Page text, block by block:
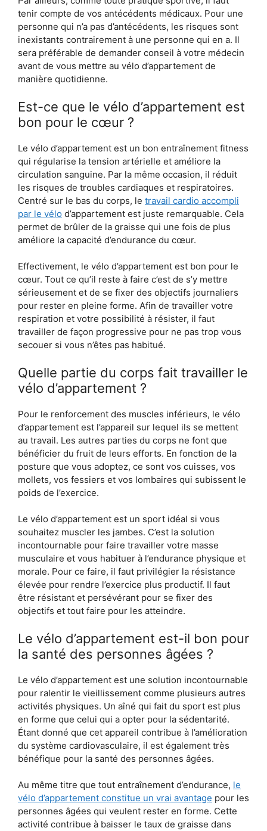
tenir compte de vos antécédents médicaux. Pour une
personne qui n’a pas d’antécédents, les risques sont
inexistants contrairement à une personne qui en a. Il
sera préférable de demander conseil à votre médecin
avant de vous mettre au vélo d’appartement de
manière quotidienne.
Est-ce que le vélo d’appartement est
bon pour le cœur ?
Le vélo d’appartement est un bon entraînement fitness
qui régularise la tension artérielle et améliore la
circulation sanguine. Par la même occasion, il réduit
les risques de troubles cardiaques et respiratoires.
Centré sur le bas du corps, le travail cardio accompli
par le vélo d’appartement est juste remarquable. Cela
permet de brûler de la graisse qui une fois de plus
améliore la capacité d’endurance du cœur.
Effectivement, le vélo d’appartement est bon pour le
cœur. Tout ce qu’il reste à faire c’est de s’y mettre
sérieusement et de se fixer des objectifs journaliers
pour rester en pleine forme. Afin de travailler votre
respiration et votre possibilité à résister, il faut
travailler de façon progressive pour ne pas trop vous
secouer si vous n’êtes pas habitué.
Quelle partie du corps fait travailler le
vélo d’appartement ?
Pour le renforcement des muscles inférieurs, le vélo
d’appartement est l’appareil sur lequel ils se mettent
au travail. Les autres parties du corps ne font que
bénéficier du fruit de leurs efforts. En fonction de la
posture que vous adoptez, ce sont vos cuisses, vos
mollets, vos fessiers et vos lombaires qui subissent le
poids de l’exercice.
Le vélo d’appartement est un sport idéal si vous
souhaitez muscler les jambes. C’est la solution
incontournable pour faire travailler votre masse
musculaire et vous habituer à l’endurance physique et
morale. Pour ce faire, il faut privilégier la résistance
élevée pour rendre l’exercice plus productif. Il faut
être résistant et persévérant pour se fixer des
objectifs et tout faire pour les atteindre.
Le vélo d’appartement est-il bon pour
la santé des personnes âgées ?
Le vélo d’appartement est une solution incontournable
pour ralentir le vieillissement comme plusieurs autres
activités physiques. Un aîné qui fait du sport est plus
en forme que celui qui a opter pour la sédentarité.
Étant donné que cet appareil contribue à l’amélioration
du système cardiovasculaire, il est également très
bénéfique pour la santé des personnes âgées.
Au même titre que tout entraînement d’endurance, le
vélo d’appartement constitue un vrai avantage pour les
personnes âgées qui veulent rester en forme. Cette
activité contribue à baisser le taux de graisse dans